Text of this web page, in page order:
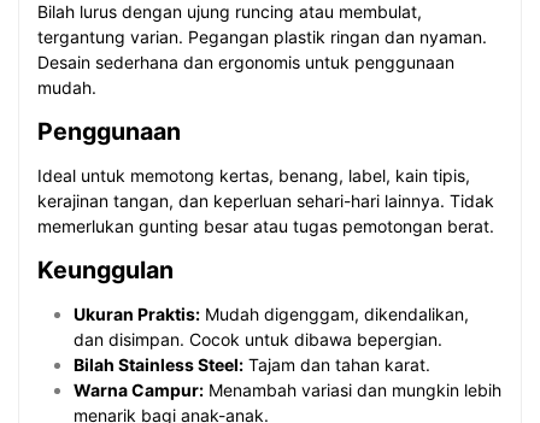
Bilah lurus dengan ujung runcing atau membulat,
tergantung varian. Pegangan plastik ringan dan nyaman.
Desain sederhana dan ergonomis untuk penggunaan
mudah.
Penggunaan
Ideal untuk memotong kertas, benang, label, kain tipis,
kerajinan tangan, dan keperluan sehari-hari lainnya. Tidak
memerlukan gunting besar atau tugas pemotongan berat.
Keunggulan
Ukuran Praktis: Mudah digenggam, dikendalikan,
dan disimpan. Cocok untuk dibawa bepergian.
Bilah Stainless Steel: Tajam dan tahan karat.
Warna Campur: Menambah variasi dan mungkin lebih
menarik bagi anak-anak.